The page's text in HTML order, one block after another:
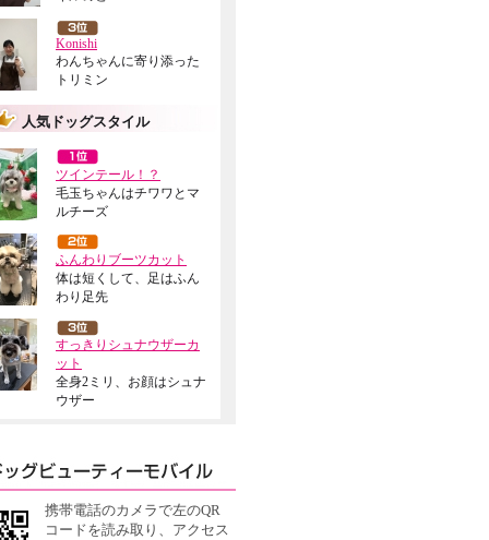
Konishi
わんちゃんに寄り添った
トリミン
人気ドッグスタイル
ツインテール！？
毛玉ちゃんはチワワとマ
ルチーズ
ふんわりブーツカット
体は短くして、足はふん
わり足先
すっきりシュナウザーカ
ット
全身2ミリ、お顔はシュナ
ウザー
携帯電話のカメラで左のQR
コードを読み取り、アクセス